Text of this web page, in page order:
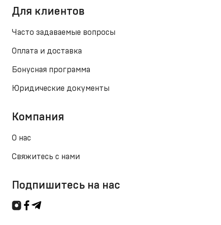
Для клиентов
Часто задаваемые вопросы
Оплата и доставка
Бонусная программа
Юридические документы
Компания
О нас
Свяжитесь с нами
Подпишитесь на нас